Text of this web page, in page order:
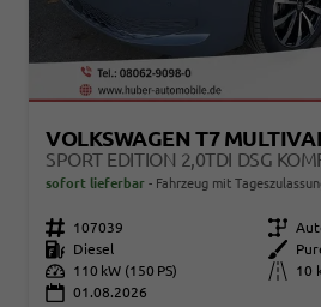
VOLKSWAGEN T7
SPORT EDITION 2,0TDI DSG
sofort lieferbar Fahrzeug mit
Fahrzeugnr. 107039 Getriebe
Kraftstoff
Diesel Außenfarbe
Leistung
110 kW (150 PS) Kilometerstand
10
01.08.2026